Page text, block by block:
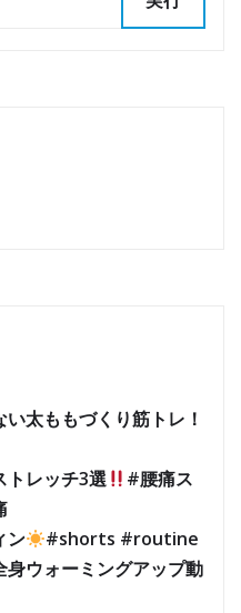
太ももづくり筋トレ！
トレッチ3選
#腰痛ス
ン
#shorts #routine
ウォーミングアップ動